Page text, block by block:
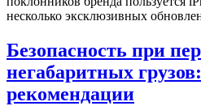
несколько эксклюзивных
Безопасность при
негабаритных
рекомендации